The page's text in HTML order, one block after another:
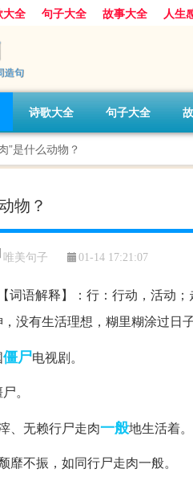
大全 句子大全 故事大全 人生
诗歌大全 句子大全
”是什么动物？
物？
唯美句子 01-14 17:21:07
词语解释】：行：行动，活动
没有生活理想，糊里糊涂过日
僵尸电视剧。
。
、无赖行尸走肉一般地生活着。
靡不振，如同行尸走肉一般。